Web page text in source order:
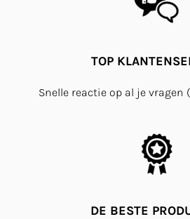
TOP
Snelle reactie op al je vragen
DE BESTE